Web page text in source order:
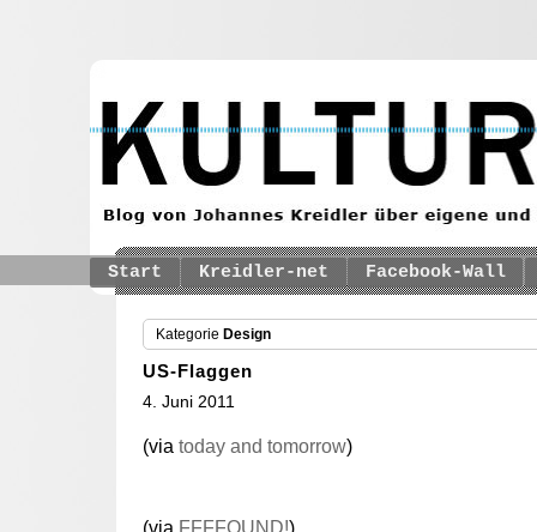
Start Kreidler-net Facebook-Wall
Kategorie Design
US-Flaggen
4. Juni 2011
(via today and tomorrow)
(via FFFFOUND!)